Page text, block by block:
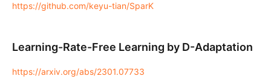
https://github.com/keyu-tian/SparK
Learning-Rate-Free Learning by D-Adaptation
https://arxiv.org/abs/2301.07733